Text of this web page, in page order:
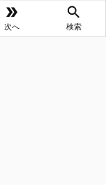

次へ

検索